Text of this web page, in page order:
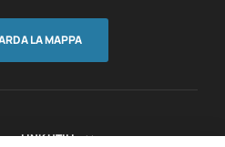
LA MAPPA
LINK UTILI 